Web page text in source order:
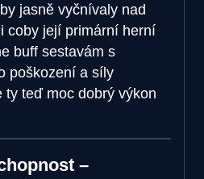
jasně vyčnívaly nad
coby její primární herní
buff sestavám s
poškození a síly
ty teď moc dobrý výkon
–